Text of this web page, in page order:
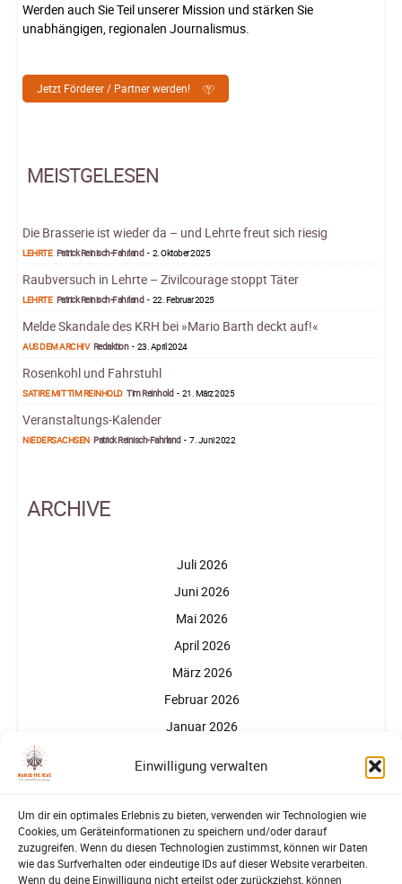
Einwilligung verwalten
Um dir ein optimales Erlebnis zu bieten, verwenden wir Technologien wie
Cookies, um Geräteinformationen zu speichern und/oder darauf
zuzugreifen. Wenn du diesen Technologien zustimmst, können wir Daten
wie das Surfverhalten oder eindeutige IDs auf dieser Website verarbeiten.
Wenn du deine Einwilligung nicht erteilst oder zurückziehst, können
Werden auch Sie Teil unserer Mission und stärken Sie
unabhängigen, regionalen Journalismus.
Jetzt Förderer / Partner werden!
MEISTGELESEN
Die Brasserie ist wieder da – und Lehrte freut sich riesig
LEHRTE Patrick Reinisch-Fahrland - 2. Oktober 2025
Raubversuch in Lehrte – Zivilcourage stoppt Täter
LEHRTE Patrick Reinisch-Fahrland - 22. Februar 2025
Melde Skandale des KRH bei »Mario Barth deckt auf!«
AUS DEM ARCHIV Redaktion - 23. April 2024
Rosenkohl und Fahrstuhl
SATIRE MIT TIM REINHOLD Tim Reinhold - 21. März 2025
Veranstaltungs-Kalender
NIEDERSACHSEN Patrick Reinisch-Fahrland - 7. Juni 2022
ARCHIVE
Juli 2026
Juni 2026
Mai 2026
April 2026
März 2026
Februar 2026
Januar 2026